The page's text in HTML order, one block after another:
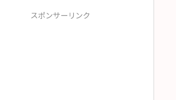
スポンサーリンク